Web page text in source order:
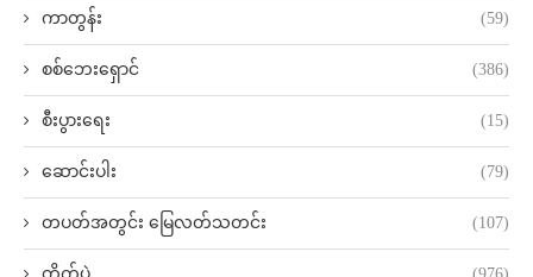
ကာတွန်း (59)
စစ်ဘေးရှောင် (386)
စီးပွားရေး (15)
ဆောင်းပါး (79)
တပတ်အတွင်း မြေလတ်သတင်း (107)